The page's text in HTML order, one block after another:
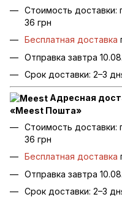
Стоимость доставки:
36 грн
Бесплатная доставка
Отправка завтра
Срок доставки: 2–3
Адресная
«Meest Пошта»
Стоимость доставки:
36 грн
Бесплатная доставка
Отправка завтра
Срок доставки: 2–3